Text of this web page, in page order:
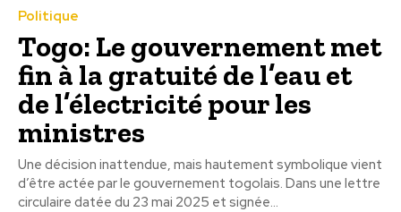
Politique
Togo: Le gouvernement met
fin à la gratuité de l’eau et
de l’électricité pour les
ministres
Une décision inattendue, mais hautement symbolique vient
d’être actée par le gouvernement togolais. Dans une lettre
circulaire datée du 23 mai 2025 et signée...